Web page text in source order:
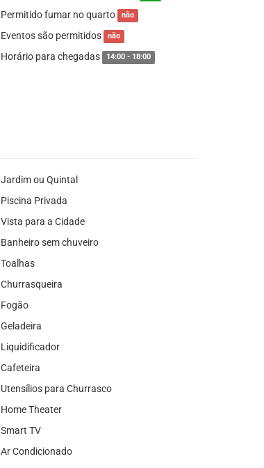
Permitido fumar no quarto não
Eventos são permitidos não
Horário para chegadas 14:00 - 18:00
Jardim ou Quintal
Piscina Privada
Vista para a Cidade
Banheiro sem chuveiro
Toalhas
Churrasqueira
Fogão
Geladeira
Liquidificador
Cafeteira
Utensílios para Churrasco
Home Theater
Smart TV
Ar Condicionado